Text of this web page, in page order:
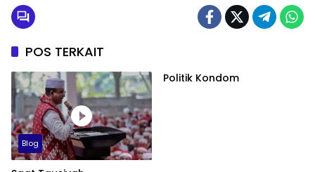
POS TERKAIT
Blog
Politik Kondom